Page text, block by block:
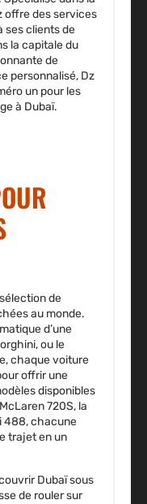
offre des services
ses clients de
la capitale du
de
personnalisé, Dz
un pour les
à Dubaï.
de
au monde.
d’une
ou le
chaque voiture
offrir une
disponibles
720S, la
488, chacune
trajet en un
Dubaï sous
de rouler sur